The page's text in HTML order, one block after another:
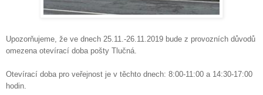
Upozorňujeme, že ve dnech 25.11.-26.11.2019 bude z provozních důvodů
omezena otevírací doba pošty Tlučná.
Otevírací doba pro veřejnost je v těchto dnech: 8:00-11:00 a 14:30-17:00
hodin.